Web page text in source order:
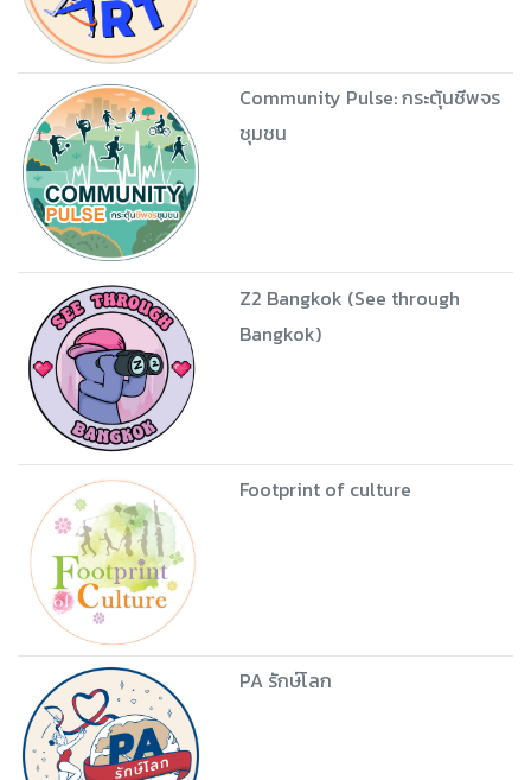
Community Pulse: กระตุ้นชีพจร
ชุมชน
Z2 Bangkok (See through
Bangkok)
Footprint of culture
PA รักษ์โลก